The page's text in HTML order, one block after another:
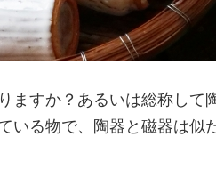
ますか？あるいは総称して
いる物で、陶器と磁器は似